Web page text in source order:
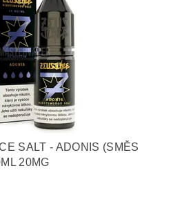
SALT - ADONIS (SMĚS
20MG